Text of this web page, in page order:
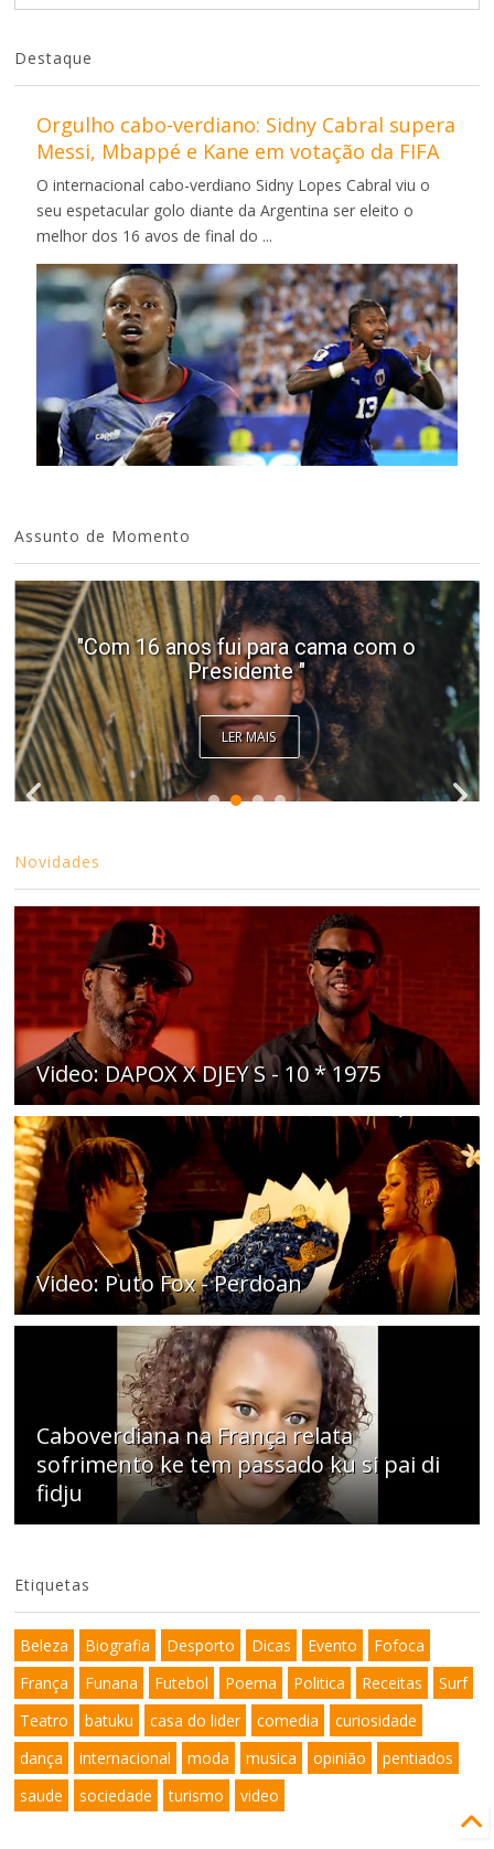
Destaque
Orgulho cabo-verdiano: Sidny Cabral supera
Messi, Mbappé e Kane em votação da FIFA
O internacional cabo-verdiano Sidny Lopes Cabral viu o
seu espetacular golo diante da Argentina ser eleito o
melhor dos 16 avos de final do ...
Assunto de Momento
"Com 16 anos fui para cama com o
Presidente "
LER MAIS
Novidades
Video: DAPOX X DJEY S - 10 * 1975
Video: Puto Fox - Perdoan
Caboverdiana na França relata
sofrimento ke tem passado ku si pai di
fidju
Etiquetas
Beleza Biografia Desporto Dicas Evento
Fofoca
França
Funana Futebol Poema Politica Receitas
Surf
Teatro
batuku casa do lider comedia
curiosidade
dança
internacional moda musica opinião
pentiados
saude
sociedade turismo video